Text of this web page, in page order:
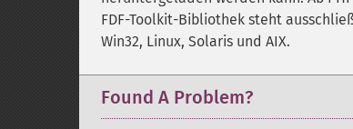
FDF-Toolkit-Bibliothek steht
Win32, Linux, Solaris und AIX.
Found A Problem?